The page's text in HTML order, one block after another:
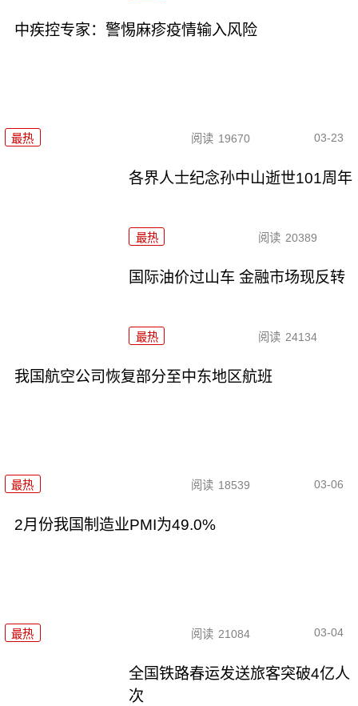
中疾控专家：警惕麻疹疫情输入风险
最热 阅读 19670 03-23
各界人士纪念孙中山逝世101周年
最热 阅读 20389
国际油价过山车 金融市场现反转
最热 阅读 24134
我国航空公司恢复部分至中东地区航班
最热 阅读 18539 03-06
2月份我国制造业PMI为49.0%
最热 阅读 21084 03-04
全国铁路春运发送旅客突破4亿人
次